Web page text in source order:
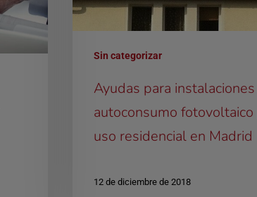
Sin categorizar
Ayudas para
autoconsumo fotovoltaico
uso residencial en Madrid
12 de diciembre de 2018